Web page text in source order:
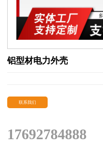
铝型材电力外壳
联系我们
17692784888